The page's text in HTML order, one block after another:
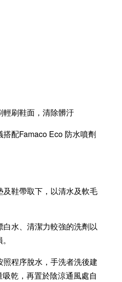
輕刷鞋面，清除髒汙
配Famaco Eco 防水噴劑
及鞋帶取下，以清水及軟毛
水、清潔力較強的洗劑以
程序脫水，手洗者洗後建
乾，再置於陰涼通風處自